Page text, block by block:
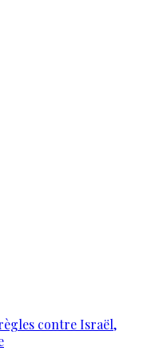
contre Israël,